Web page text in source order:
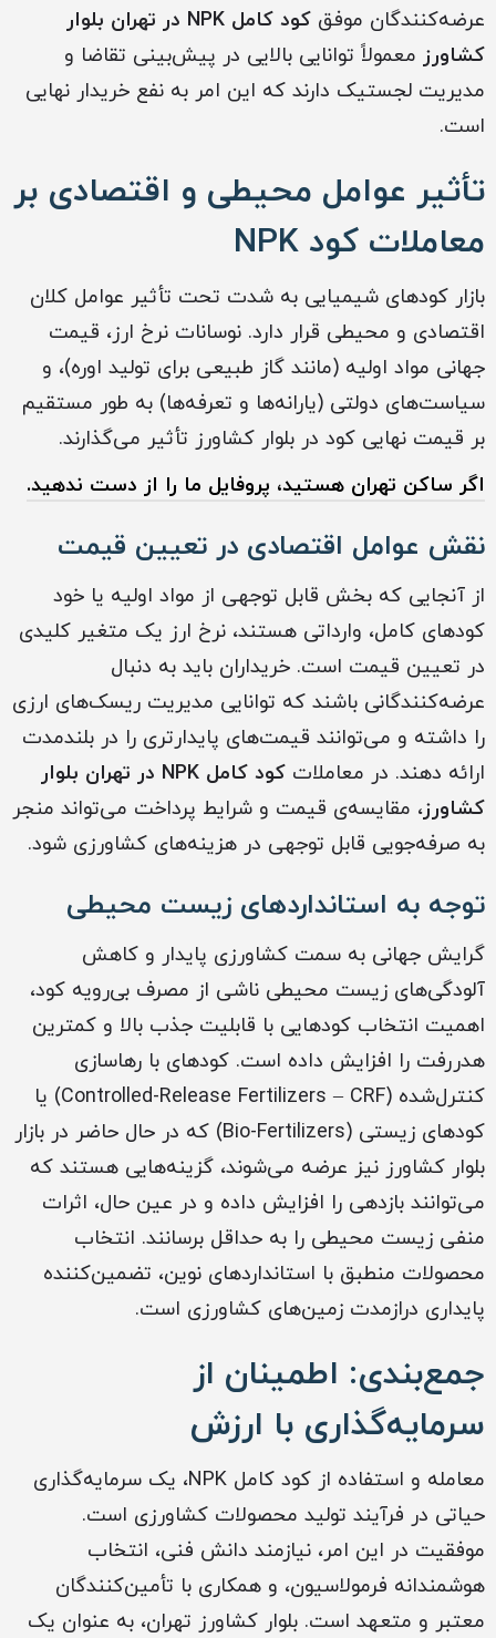
عرضه‌کنندگان موفق
کود کامل NPK در تهران بلوار
کشاورز معمولاً توانایی بالایی در پیش‌بینی تقاضا و
مدیریت لجستیک دارند که این امر به نفع خریدار نهایی
است.
تأثیر عوامل محیطی و اقتصادی بر
معاملات کود NPK
بازار کودهای شیمیایی به شدت تحت تأثیر عوامل کلان
اقتصادی و محیطی قرار دارد. نوسانات نرخ ارز، قیمت
جهانی مواد اولیه (مانند گاز طبیعی برای تولید اوره)، و
سیاست‌های دولتی (یارانه‌ها و تعرفه‌ها) به طور مستقیم
بر قیمت نهایی کود در بلوار کشاورز تأثیر می‌گذارند.
اگر ساکن تهران هستید، پروفایل ما را از دست ندهید.
نقش عوامل اقتصادی در تعیین قیمت
از آنجایی که بخش قابل توجهی از مواد اولیه یا خود
کودهای کامل، وارداتی هستند، نرخ ارز یک متغیر کلیدی
در تعیین قیمت است. خریداران باید به دنبال
عرضه‌کنندگانی باشند که توانایی مدیریت ریسک‌های ارزی
را داشته و می‌توانند قیمت‌های پایدارتری را در بلندمدت
ارائه دهند. در معاملات
کود کامل NPK در تهران بلوار
کشاورز، مقایسه‌ی قیمت و شرایط پرداخت می‌تواند منجر
به صرفه‌جویی قابل توجهی در هزینه‌های کشاورزی شود.
توجه به استانداردهای زیست محیطی
گرایش جهانی به سمت کشاورزی پایدار و کاهش
آلودگی‌های زیست محیطی ناشی از مصرف بی‌رویه کود،
اهمیت انتخاب کودهایی با قابلیت جذب بالا و کمترین
هدررفت را افزایش داده است. کودهای با رهاسازی
کنترل‌شده (Controlled-Release Fertilizers – CRF) یا
کودهای زیستی (Bio-Fertilizers) که در حال حاضر در بازار
بلوار کشاورز نیز عرضه می‌شوند، گزینه‌هایی هستند که
می‌توانند بازدهی را افزایش داده و در عین حال، اثرات
منفی زیست محیطی را به حداقل برسانند. انتخاب
محصولات منطبق با استانداردهای نوین، تضمین‌کننده
پایداری درازمدت زمین‌های کشاورزی است.
جمع‌بندی: اطمینان از
سرمایه‌گذاری با ارزش
معامله و استفاده از کود کامل NPK، یک سرمایه‌گذاری
حیاتی در فرآیند تولید محصولات کشاورزی است.
موفقیت در این امر، نیازمند دانش فنی، انتخاب
هوشمندانه فرمولاسیون، و همکاری با تأمین‌کنندگان
معتبر و متعهد است. بلوار کشاورز تهران، به عنوان یک